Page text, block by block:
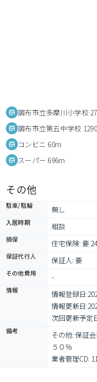
調布市立多摩川小学校
調布市立第五中学校
コンビニ 60m
スーパー 696m
その他
駐車/駐輪 無し
入居時期 相談
損保 住宅保険: 要
保証代行人 保証人: 要
その他費用 -
情報 情報登録日:
情報更新日:
次回更新予定
備考
その他: 保証
５０％
業者管理CD: